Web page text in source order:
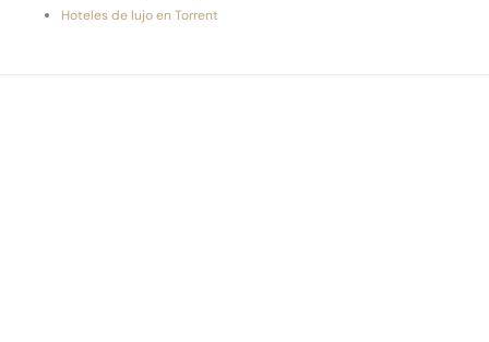
Hoteles de lujo en Torrent